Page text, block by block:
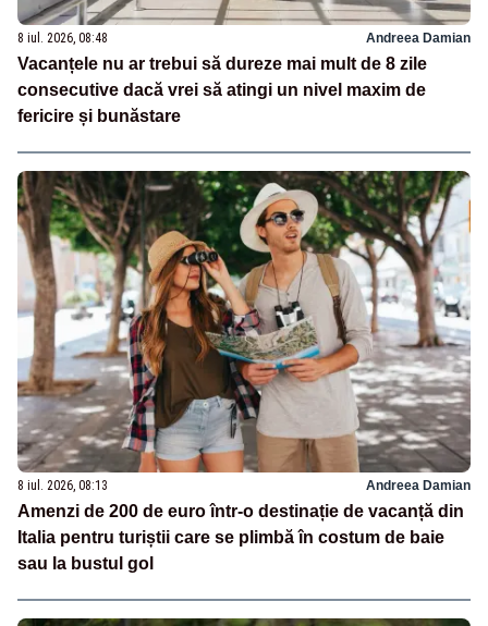
8 iul. 2026, 08:48 Andreea Damian
Vacanțele nu ar trebui să dureze mai mult de 8 zile
consecutive dacă vrei să atingi un nivel maxim de
fericire și bunăstare
8 iul. 2026, 08:13 Andreea Damian
Amenzi de 200 de euro într-o destinație de vacanță din
Italia pentru turiștii care se plimbă în costum de baie
sau la bustul gol